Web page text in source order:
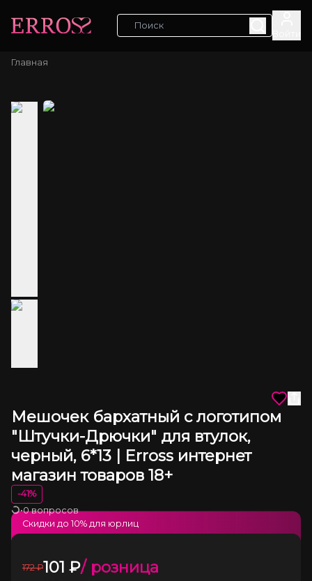
Главная
Мешочек бархатный с логотипом
"Штучки-Дрючки" для втулок,
черный, 6*13 | Erross интернет
магазин товаров 18+
-41%
Загрузка
•0 вопросов
172 ₽101 ₽/ розница
Скидки до 10% для юрлиц